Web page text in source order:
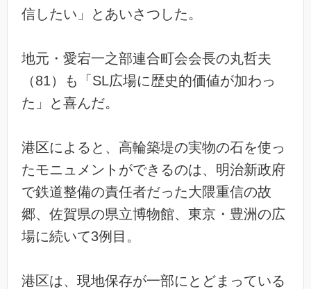
信したい」とあいさつした。
地元・愛宕一之部連合町会会長の丸哲夫
（81）も「SL広場に歴史的価値が加わっ
た」と喜んだ。
港区によると、高輪築堤の実物の石を使っ
たモニュメントができるのは、明治新政府
で鉄道整備の責任者だった大隈重信の故
郷、佐賀県の県立博物館、東京・豊洲の広
場に続いて3例目。
港区は、現地保存が一部にとどまっている